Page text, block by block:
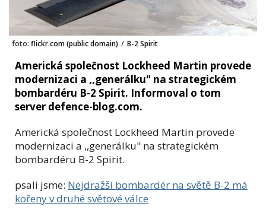
foto: flickr.com (public domain) / B-2 Spirit
Americká společnost Lockheed Martin provede
modernizaci a ,,generálku" na strategickém
bombardéru B-2 Spirit. Informoval o tom
server defence-blog.com.
Americká společnost Lockheed Martin provede
modernizaci a ,,generálku" na strategickém
bombardéru B-2 Spirit.
psali jsme: Nejdražší bombardér na světě B-2 má
kořeny v druhé světové válce